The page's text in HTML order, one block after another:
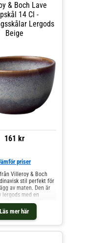
uttryck.- Gjord av
stil.
skålen- Tål
Tål diskmaskin.
och mer
& Boch Lave
14 Cl -
Lergods
Beige
161 kr
Läs mer här
priser
Villeroy & Boch
stil perfekt för
av maten. Den är
lergods med en
för ett unikt
har en liten
för servering av
Kombinera med